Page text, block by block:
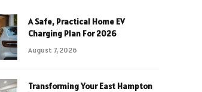
A Safe, Practical Home EV
Charging Plan For 2026
August 7, 2026
Transforming Your East Hampton